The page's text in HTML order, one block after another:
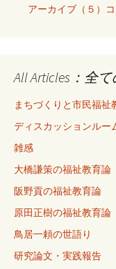
アーカイブ（５）
All Articles：全
まちづくりと市民福祉
ディスカッションルー
雑感
大橋謙策の福祉教育論
阪野貢の福祉教育論
原田正樹の福祉教育論
鳥居一頼の世語り
研究論文・実践報告